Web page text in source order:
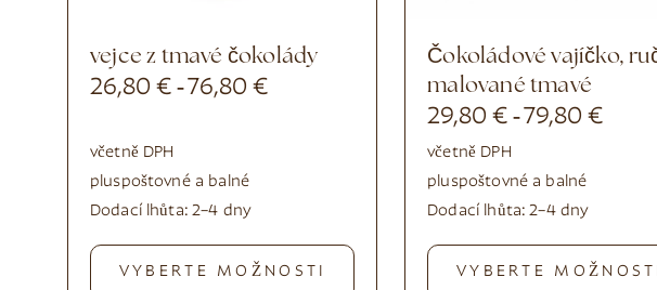
vejce z tmavé čokolády
26,80 € -76,80 €
včetně DPH
pluspoštovné a balné
Dodací lhůta:2–4 dny
VYBERTE MOŽNOSTI
Čokoládové vajíčko, ručně
malované tmavé
29,80€ -79,80€
včetně DPH
pluspoštovné a balné
Dodací lhůta:2–4 dny
VYBERTE MOŽNOSTI